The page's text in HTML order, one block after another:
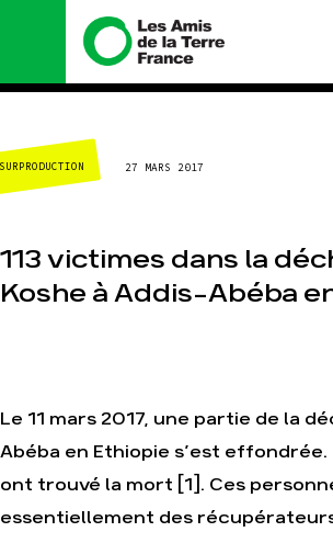
Nous connaître
Histoire
Valeurs
Équipes et
Je soutiens les Amis de
Mode
Agir Nos
SURPRODUCTION 27 MARS 2017
113 victimes dans la
Koshe à Addis-Abéba
Le 11 mars 2017, une partie de la
Abéba en Ethiopie s’est effondrée.
ont trouvé la mort [1]. Ces
essentiellement des